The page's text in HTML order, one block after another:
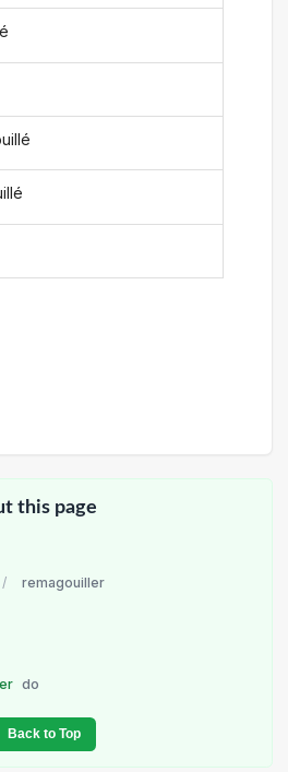
this page
/ remagouiller
do
Back to Top